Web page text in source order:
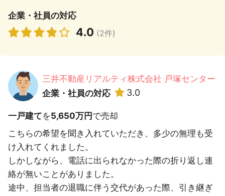
企業・社員の対応
4.0 (2件)
三井不動産リアルティ株式会社 戸塚センター
企業・社員の対応
3.0
一戸建てを5,650万円で売却
こちらの希望を聞き入れていただき、多少の無理も受
け入れてくれました。
しかしながら、電話に出られなかった際の折り返し連
絡が無いことがありました。
途中、担当者の退職に伴う交代があった際、引き継ぎ